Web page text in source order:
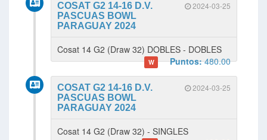
2024-03-25
COSAT G2 14-16 D.V.
PASCUAS BOWL
PARAGUAY 2024
Cosat 14 G2 (Draw 32) DOBLES - DOBLES
W Puntos:480.00
2024-03-25
COSAT G2 14-16 D.V.
PASCUAS BOWL
PARAGUAY 2024
Cosat 14 G2 (Draw 32) - SINGLES